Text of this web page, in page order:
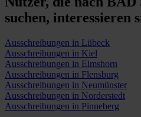
suchen, interessieren
Ausschreibungen in Lübeck
Ausschreibungen in Kiel
Ausschreibungen in Elmshorn
Ausschreibungen in Flensburg
Ausschreibungen in Neumünster
Ausschreibungen in Norderstedt
Ausschreibungen in Pinneberg